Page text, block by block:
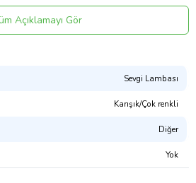
yanar: kırmızı, mavi, yeşil, pembe, sarı,
üzerindeki düğmeye basarak
RGB modunu etkinleştirebilirsiniz ve
üretilmektedir ve CE belgesine sahiptir.
bu da aynı zamanda güvenli,
olduğu anlamına gelir. Özel entegresi
Açıklamayı Gör
Sevgi Lambası
Karışık/Çok renkli
Diğer
Yok